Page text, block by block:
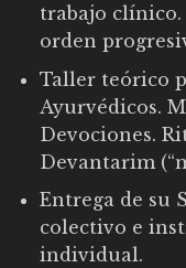
trabajo
orden
Taller teórico
Ayurvédicos.
Devociones.
Devantarim
Entrega de su
colectivo e
individual.